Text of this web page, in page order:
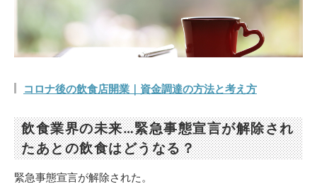
コロナ後の飲食店開業｜資金調達の方法と考え方
飲食業界の未来…緊急事態宣言が解除され
たあとの飲食はどうなる？
緊急事態宣言が解除された。